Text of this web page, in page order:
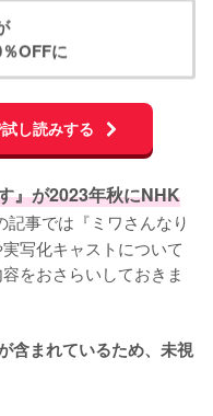
OFFに
し読みする
』が2023年秋にNHK
事では『ミワさんなり
写化キャストについて
をおさらいしておきま
含まれているため、未視